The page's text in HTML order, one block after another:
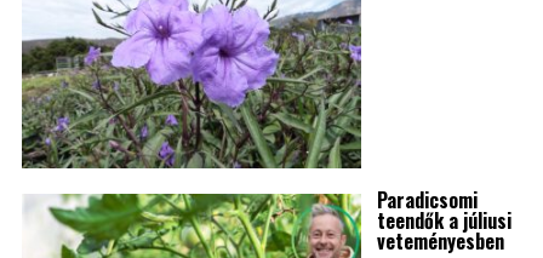
Paradicsomi
teendők a júliusi
veteményesben